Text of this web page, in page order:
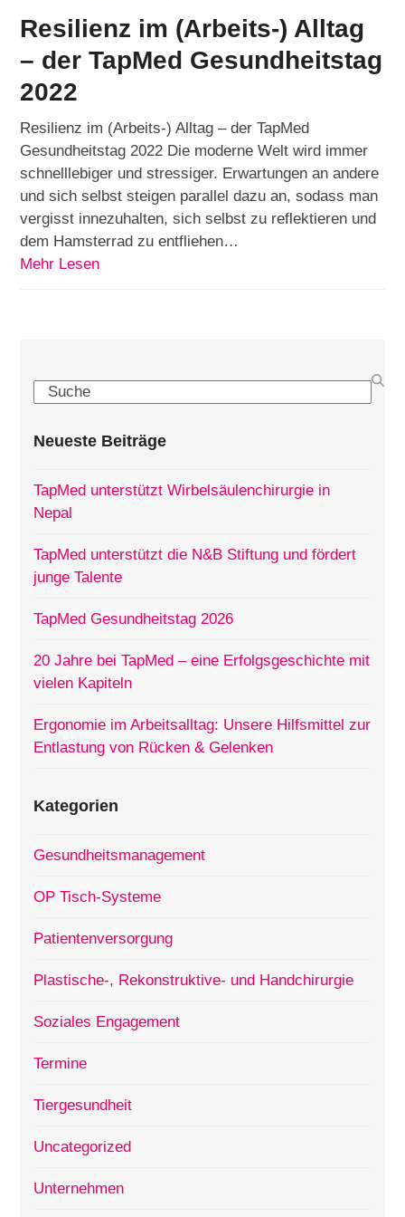
Resilienz im (Arbeits-) Alltag
– der TapMed Gesundheitstag
2022
Resilienz im (Arbeits-) Alltag – der TapMed
Gesundheitstag 2022 Die moderne Welt wird immer
schnelllebiger und stressiger. Erwartungen an andere
und sich selbst steigen parallel dazu an, sodass man
vergisst innezuhalten, sich selbst zu reflektieren und
dem Hamsterrad zu entfliehen…
Mehr Lesen
Search
Neueste Beiträge
TapMed unterstützt Wirbelsäulenchirurgie in
Nepal
TapMed unterstützt die N&B Stiftung und fördert
junge Talente
TapMed Gesundheitstag 2026
20 Jahre bei TapMed – eine Erfolgsgeschichte mit
vielen Kapiteln
Ergonomie im Arbeitsalltag: Unsere Hilfsmittel zur
Entlastung von Rücken & Gelenken
Kategorien
Gesundheitsmanagement
OP Tisch-Systeme
Patientenversorgung
Plastische-, Rekonstruktive- und Handchirurgie
Soziales Engagement
Termine
Tiergesundheit
Uncategorized
Unternehmen